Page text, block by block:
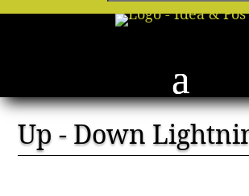
προϊόντων
Up - Down